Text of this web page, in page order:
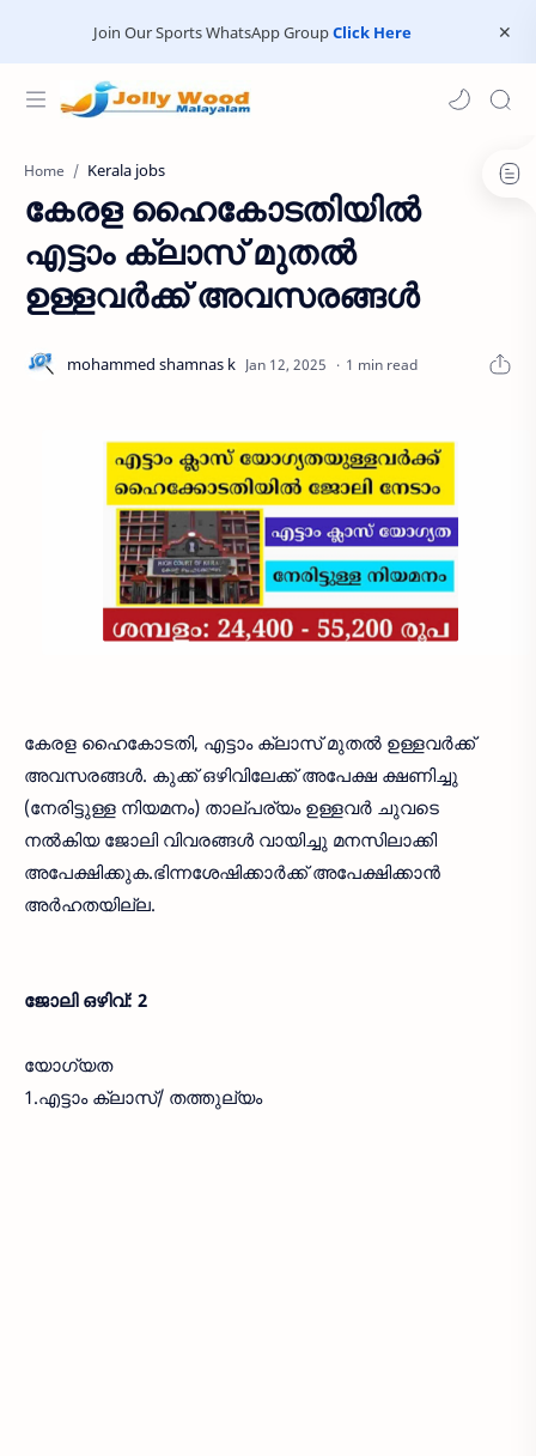
Join Our Sports WhatsApp GroupClick Here
Home Kerala jobs
കേരള ഹൈകോടതിയിൽ
എട്ടാം ക്ലാസ് മുതൽ
ഉള്ളവർക്ക് അവസരങ്ങൾ
1 min read
കേരള ഹൈകോടതി, എട്ടാം ക്ലാസ് മുതൽ ഉള്ളവർക്ക്
അവസരങ്ങൾ. കുക്ക് ഒഴിവിലേക്ക് അപേക്ഷ ക്ഷണിച്ചു
(നേരിട്ടുള്ള നിയമനം) താല്പര്യം ഉള്ളവർ ചുവടെ
നൽകിയ ജോലി വിവരങ്ങൾ വായിച്ചു മനസിലാക്കി
അപേക്ഷിക്കുക.ഭിന്നശേഷിക്കാർക്ക് അപേക്ഷിക്കാൻ
അർഹതയില്ല.
ജോലി ഒഴിവ്: 2
യോഗ്യത
1.എട്ടാം ക്ലാസ്/ തത്തുല്യം